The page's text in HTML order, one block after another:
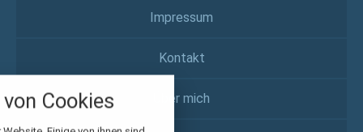
Impressum
Kontakt
Über mich
Cookies
alle verwendeten Cookies und
folgende Kategorien zu
zu blockieren.